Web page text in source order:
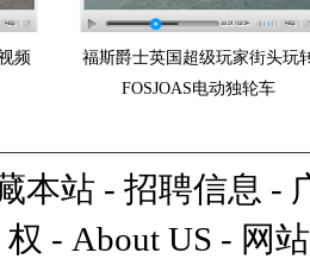
频
福斯爵士英国超级玩家街头玩
FOSJOAS电动独轮车
本站 - 招聘信息 -
权 - About US - 网